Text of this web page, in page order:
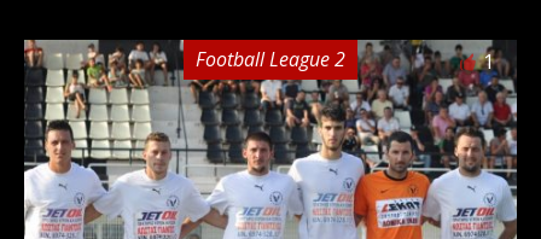
Football League 2 1